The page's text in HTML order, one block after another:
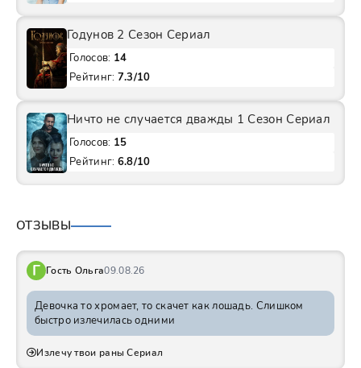
Годунов 2 Сезон Сериал
Голосов: 14
Рейтинг: 7.3/10
Ничто не случается дважды 1 Сезон Сериал
Голосов: 15
Рейтинг: 6.8/10
ОТЗЫВЫ
Г Гость Ольга09.08.26
Девочка то хромает, то скачет как лошадь. Слишком
быстро излечилась одними
Излечу твои раны Сериал